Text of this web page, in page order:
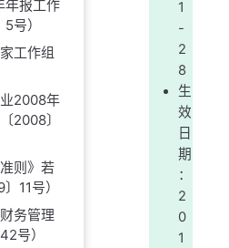
年报工作
号）
工作组
2008年
2008〕
则》若
11号）
务管理
号）
1
-
2
8
生
效
日
期
：
2
0
1